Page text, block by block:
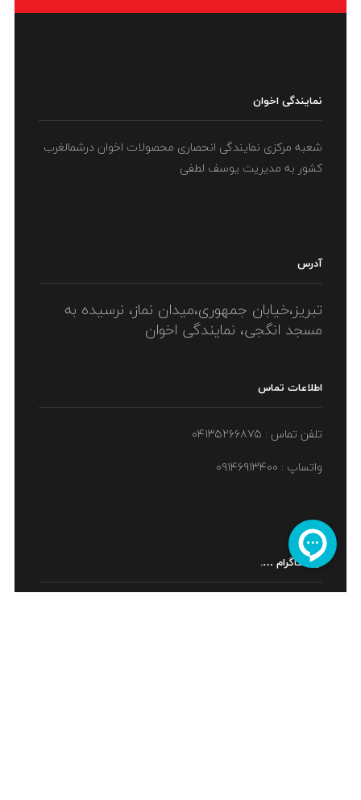
نمایندگی اخوان
شعبه مرکزی نمایندگی انحصاری محصولات اخوان درشمالغرب
کشور به مدیریت یوسف لطفی
آدرس
تبریز،خیابان جمهوری،میدان نماز، نرسیده به
مسجد انگجی، نمایندگی اخوان
اطلاعات تماس
تلفن تماس : ۰۴۱۳۵۲۶۶۸۷۵
واتساپ : ۰۹۱۴۶۹۱۳۴۰۰
اینستاگرام ….